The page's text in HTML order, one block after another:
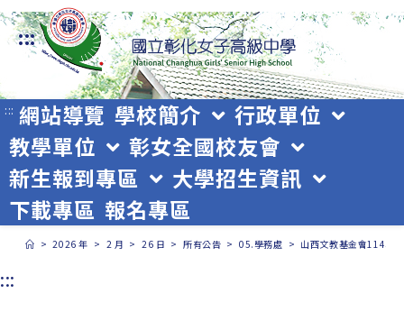
跳
轉
至
主
要
內
容
:::
::: 網站導覽 學校簡介
行政單位
教學單位
彰女全國校友會
新生報到專區
大學招生資訊
下載專區 報名專區
> 2026 年 > 2 月 > 26 日 > 所有公告 > 05.學務處 > 山西文教基金會114學
:::